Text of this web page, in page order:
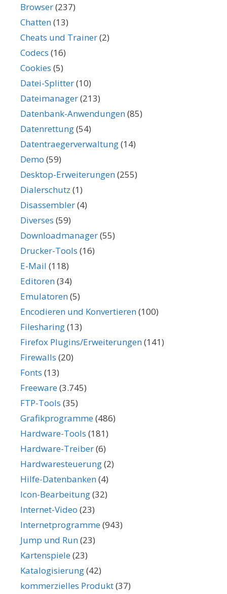
Browser(237)
Chatten(13)
Cheats und Trainer(2)
Codecs (16)
Cookies (5)
Datei-Splitter(10)
Dateimanager(213)
Datenbank-Anwendungen(85)
Datenrettung(54)
Datentraegerverwaltung(14)
Demo (59)
Desktop-Erweiterungen(255)
Dialerschutz (1)
Disassembler(4)
Diverses (59)
Downloadmanager(55)
Drucker-Tools (16)
E-Mail (118)
Editoren(34)
Emulatoren(5)
Encodieren und Konvertieren(100)
Filesharing(13)
Firefox Plugins/Erweiterungen(141)
Firewalls (20)
Fonts (13)
Freeware(3.745)
FTP-Tools (35)
Grafikprogramme(486)
Hardware-Tools (181)
Hardware-Treiber(6)
Hardwaresteuerung(2)
Hilfe-Datenbanken(4)
Icon-Bearbeitung(32)
Internet-Video (23)
Internetprogramme(943)
Jump und Run(23)
Kartenspiele(23)
Katalogisierung(42)
kommerzielles Produkt(37)